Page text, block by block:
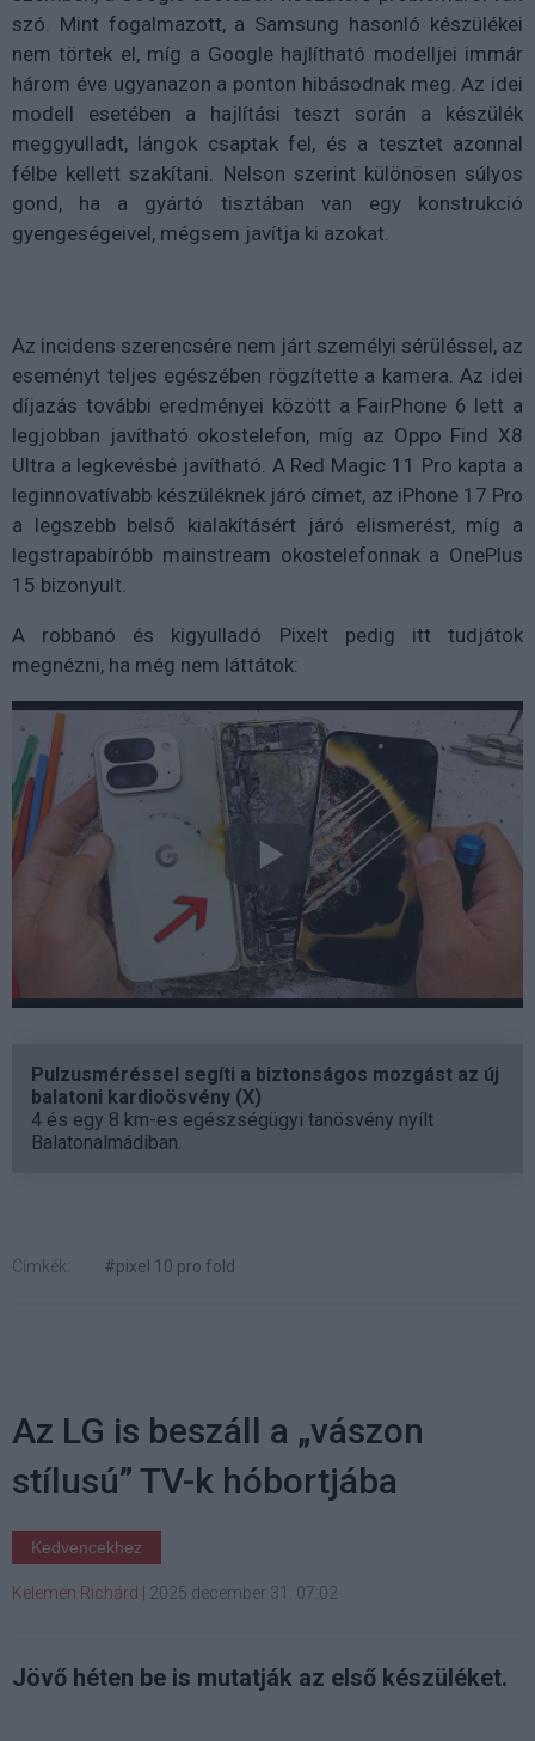
szó. Mint fogalmazott, a Samsung hasonló készülékei
nem törtek el, míg a Google hajlítható modelljei immár
három éve ugyanazon a ponton hibásodnak meg. Az idei
modell esetében a hajlítási teszt során a készülék
meggyulladt, lángok csaptak fel, és a tesztet azonnal
félbe kellett szakítani. Nelson szerint különösen súlyos
gond, ha a gyártó tisztában van egy konstrukció
gyengeségeivel, mégsem javítja ki azokat.
Az incidens szerencsére nem járt személyi sérüléssel, az
eseményt teljes egészében rögzítette a kamera. Az idei
díjazás további eredményei között a FairPhone 6 lett a
legjobban javítható okostelefon, míg az Oppo Find X8
Ultra a legkevésbé javítható. A Red Magic 11 Pro kapta a
leginnovatívabb készüléknek járó címet, az iPhone 17 Pro
a legszebb belső kialakításért járó elismerést, míg a
legstrapabíróbb mainstream okostelefonnak a OnePlus
15 bizonyult.
A robbanó és kigyulladó Pixelt pedig itt tudjátok
megnézni, ha még nem láttátok:
Pulzusméréssel segíti a biztonságos mozgást az új
balatoni kardioösvény (X)
4 és egy 8 km-es egészségügyi tanösvény nyílt
Balatonalmádiban.
Címkék: #pixel 10 pro fold
Az LG is beszáll a „vászon
stílusú” TV-k hóbortjába
Kedvencekhez
Kelemen Richárd 2025 december 31. 07:02
Jövő héten be is mutatják az első készüléket.